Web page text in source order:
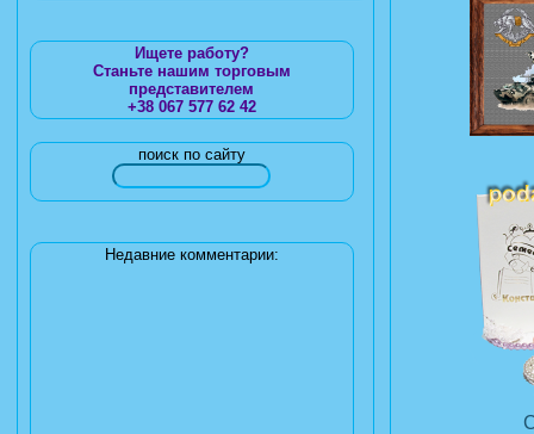
Ищете работу?
Станьте нашим торговым
представителем
+38 067 577 62 42
поиск по сайту
Недавние комментарии: